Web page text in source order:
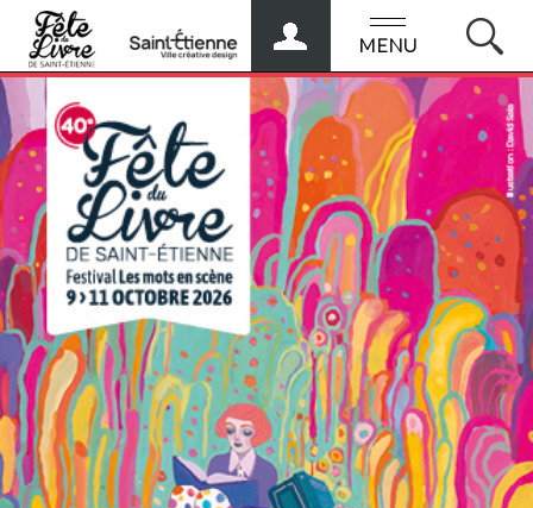
PRO
MENU